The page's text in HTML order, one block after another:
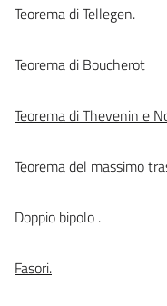
Teorema di Tellegen.
Teorema di Boucherot
Teorema di Thevenin e
Teorema del massimo
Doppio bipolo .
Fasori.